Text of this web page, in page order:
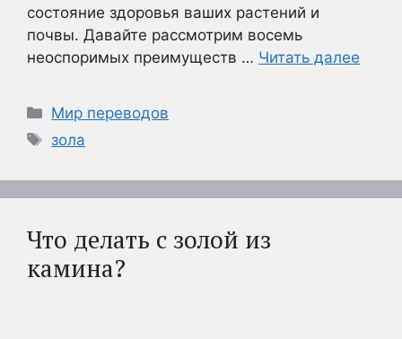
состояние здоровья ваших растений и
почвы. Давайте рассмотрим восемь
неоспоримых преимуществ … Читать далее
Рубрики
Мир переводов
Метки
зола
Что делать с золой из
камина?